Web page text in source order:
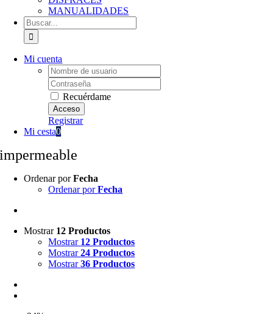
MANUALIDADES
Buscar:
Mi cuenta
Username:
Password:
Recuérdame
Registrar
Mi cesta0
impermeable
Ordenar porFecha
Ordenar porFecha
Mostrar 12 Productos
Mostrar 12 Productos
Mostrar24 Productos
Mostrar36 Productos